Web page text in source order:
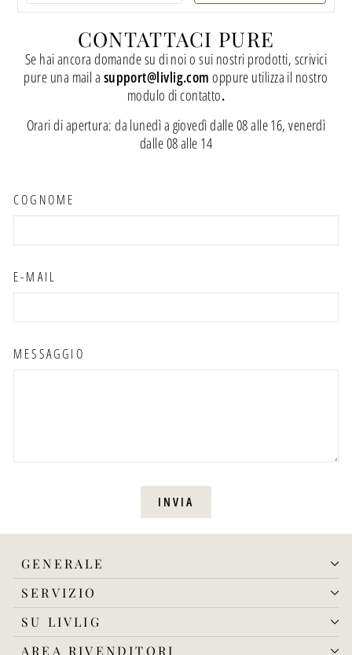
CONTATTACI PURE
Se hai ancora domande su di noi o sui nostri prodotti, scrivici
pure una mail a support@livlig.com oppure utilizza il nostro
modulo di contatto.
Orari di apertura: da lunedì a giovedì dalle 08 alle 16, venerdì
dalle 08 alle 14
COGNOME
E-MAIL
MESSAGGIO
INVIA
GENERALE
SERVIZIO
SU LIVLIG
AREA RIVENDITORI